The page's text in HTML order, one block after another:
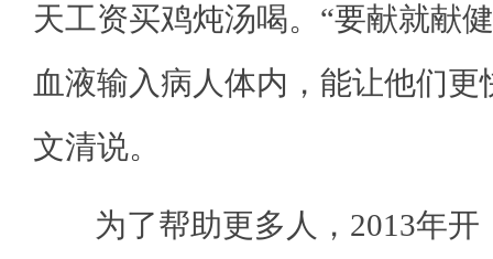
天工资买鸡炖汤喝。“要献就献
血液输入病人体内，能让他们更
文清说。
为了帮助更多人，2013年开